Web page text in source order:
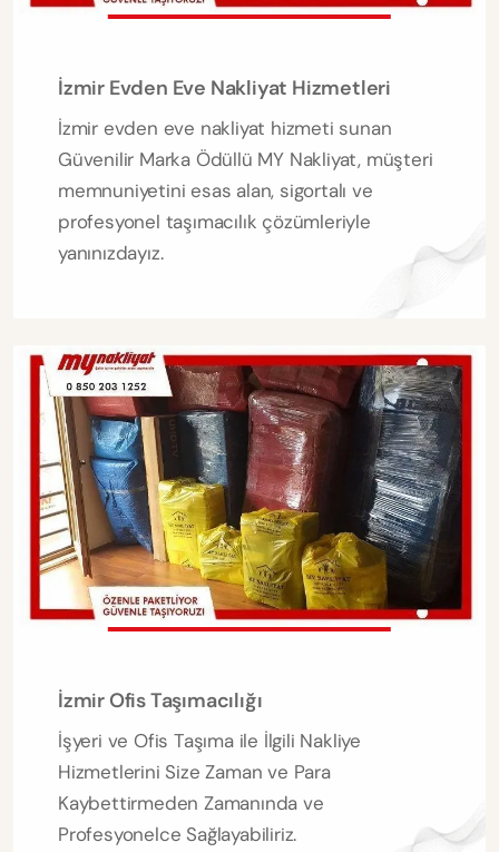
İzmir Evden Eve Nakliyat Hizmetleri
İzmir evden eve nakliyat hizmeti sunan
Güvenilir Marka Ödüllü MY Nakliyat, müşteri
memnuniyetini esas alan, sigortalı ve
profesyonel taşımacılık çözümleriyle
yanınızdayız.
İzmir Ofis Taşımacılığı
İşyeri ve Ofis Taşıma ile İlgili Nakliye
Hizmetlerini Size Zaman ve Para
Kaybettirmeden Zamanında ve
Profesyonelce Sağlayabiliriz.